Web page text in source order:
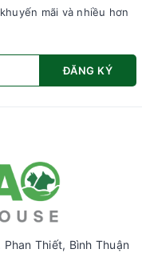
mãi và nhiều hơn
ĐĂNG KÝ
Thiết, Bình Thuận